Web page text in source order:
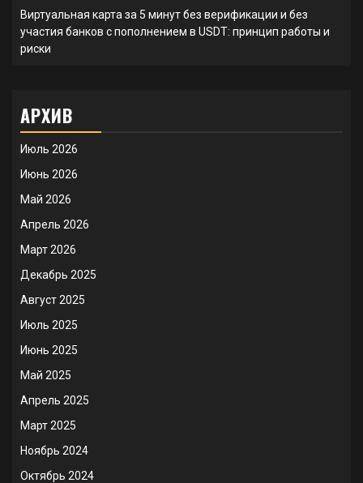
Виртуальная карта за 5 минут без верификации и без
участия банков с пополнением в USDT: принцип работы и
риски
АРХИВ
Июль 2026
Июнь 2026
Май 2026
Апрель 2026
Март 2026
Декабрь 2025
Август 2025
Июль 2025
Июнь 2025
Май 2025
Апрель 2025
Март 2025
Ноябрь 2024
Октябрь 2024